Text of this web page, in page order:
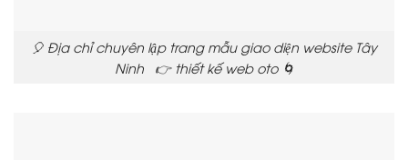
🎈 Địa chỉ chuyên lập trang mẫu giao diện website Tây
Ninh 👉 thiết kế web oto 🌀